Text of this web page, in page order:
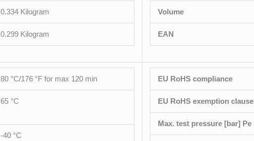
0.334 Kilogram
0.299 Kilogram
Volume
EAN
80 °C/176 °F for max 120 min
65 °C
-40 °C
EU RoHS compliance
EU RoHS exemption clause
Max. test pressure [bar] Pe